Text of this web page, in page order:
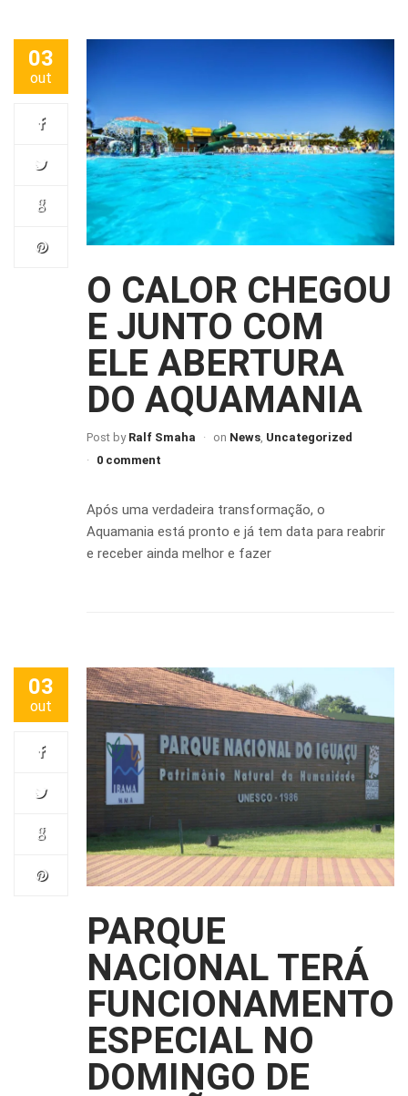
03
out
O CALOR CHEGOU
E JUNTO COM
ELE ABERTURA
DO AQUAMANIA
Post by Ralf Smaha on News Uncategorized
0 comment
Após uma verdadeira transformação, o
Aquamania está pronto e já tem data para reabrir
e receber ainda melhor e fazer
03
out
PARQUE
NACIONAL TERÁ
FUNCIONAMENTO
ESPECIAL NO
DOMINGO DE